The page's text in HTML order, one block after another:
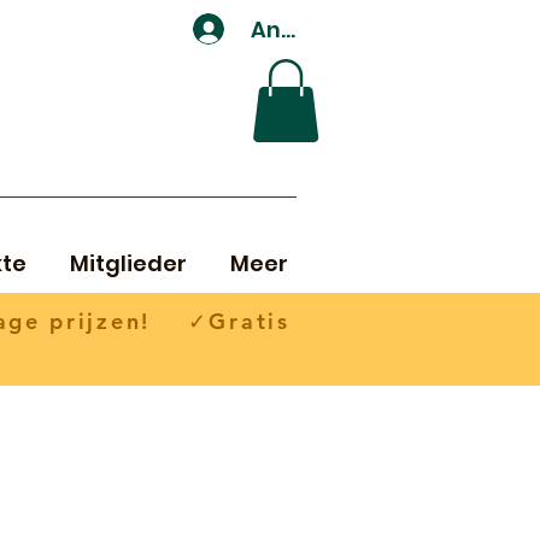
Anmelden
Mitglieder Meer
prijzen! ✓Gratis